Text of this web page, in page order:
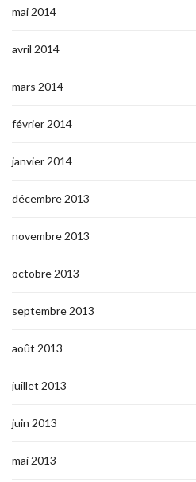
mai 2014
avril 2014
mars 2014
février 2014
janvier 2014
décembre 2013
novembre 2013
octobre 2013
septembre 2013
août 2013
juillet 2013
juin 2013
mai 2013